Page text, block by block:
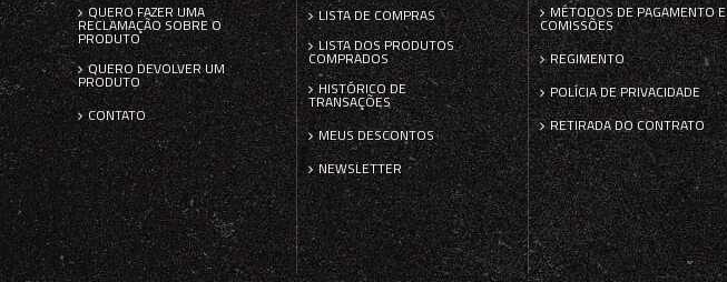
QUERO FAZER UMA
RECLAMAÇÃO SOBRE O
PRODUTO
QUERO DEVOLVER UM
PRODUTO
CONTATO
LISTA DE COMPRAS
LISTA DOS PRODUTOS
COMPRADOS
HISTÓRICO DE
TRANSAÇÕES
MEUS DESCONTOS
NEWSLETTER
MÉTODOS DE PAGAMENTO E
COMISSÕES
REGIMENTO
POLÍCIA DE PRIVACIDADE
RETIRADA DO CONTRATO